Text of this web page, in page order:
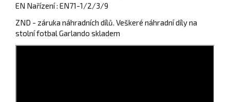
EN Nařízení : EN71-1/2/3/9
ZND - záruka náhradních dílů. Veškeré náhradní díly na
stolní fotbal Garlando skladem